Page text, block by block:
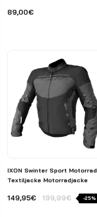
89,00€
IXON Swinter Sport Motorrad
Textiljacke Motorradjacke
149,95€ 199,99€ -25%